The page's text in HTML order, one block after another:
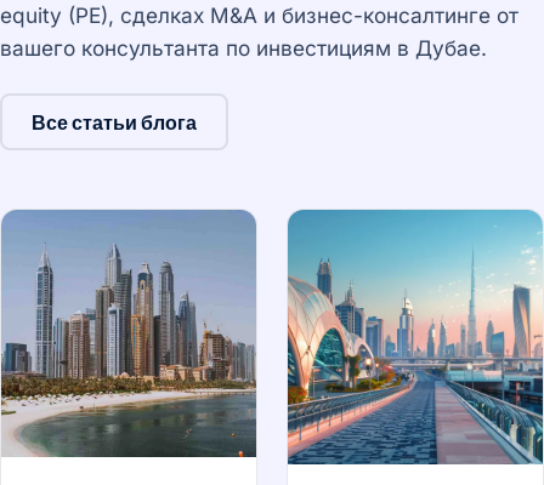
equity (PE), сделках M&A и бизнес-консалтинге от
вашего консультанта по инвестициям в Дубае.
Все статьи блога